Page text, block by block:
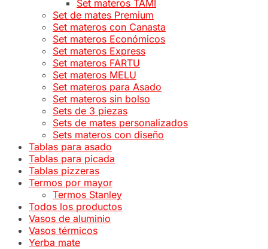
Set materos TAMI
Set de mates Premium
Set materos con Canasta
Set materos Económicos
Set materos Express
Set materos FARTU
Set materos MELU
Set materos para Asado
Set materos sin bolso
Sets de 3 piezas
Sets de mates personalizados
Sets materos con diseño
Tablas para asado
Tablas para picada
Tablas pizzeras
Termos por mayor
Termos Stanley
Todos los productos
Vasos de aluminio
Vasos térmicos
Yerba mate